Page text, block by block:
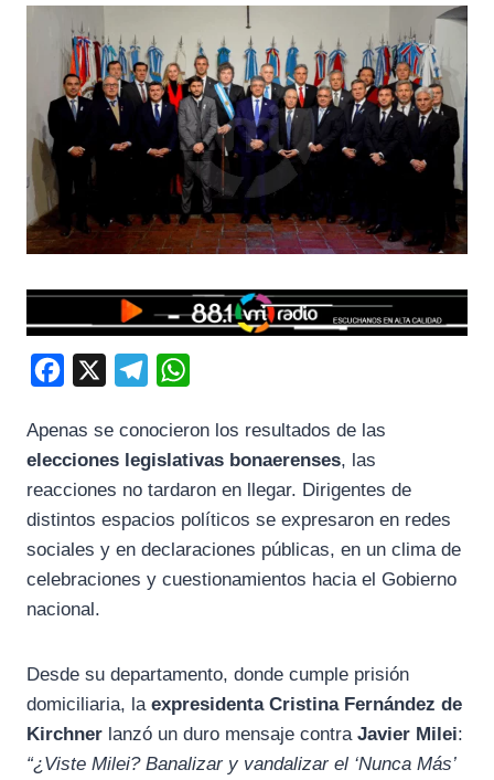
c
e
b
k
l
e
g
a
t
s
Apenas se conocieron los resultados de las
elecciones legislativas bonaerenses, las
reacciones no tardaron en llegar. Dirigentes de
distintos espacios políticos se expresaron en redes
sociales y en declaraciones públicas, en un clima de
celebraciones y cuestionamientos hacia el Gobierno
nacional.
Desde su departamento, donde cumple prisión
domiciliaria, la expresidenta Cristina Fernández de
Kirchner lanzó un duro mensaje contra Javier Milei:
“¿Viste Milei? Banalizar y vandalizar el ‘Nunca Más’